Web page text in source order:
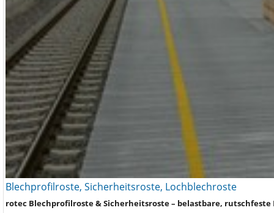
Blechprofilroste, Sicherheitsroste, Lochblechroste
rotec Blechprofilroste & Sicherheitsroste – belastbare, rutschfeste